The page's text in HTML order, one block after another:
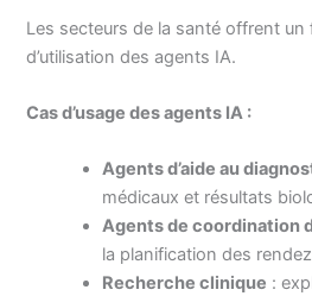
Les secteurs de la santé offrent
d’utilisation des agents IA.
Cas d’usage des agents IA :
Agents d’aide au
médicaux et résultats
Agents de coordination
la planification des
Recherche clinique :